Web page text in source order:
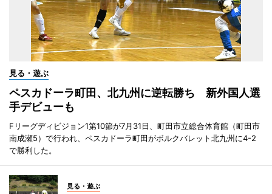
見る・遊ぶ
ペスカドーラ町田、北九州に逆転勝ち 新外国人選
手デビューも
Fリーグディビジョン1第10節が7月31日、町田市立総合体育館（町田市
南成瀬5）で行われ、ペスカドーラ町田がボルクバレット北九州に4-2
で勝利した。
見る・遊ぶ